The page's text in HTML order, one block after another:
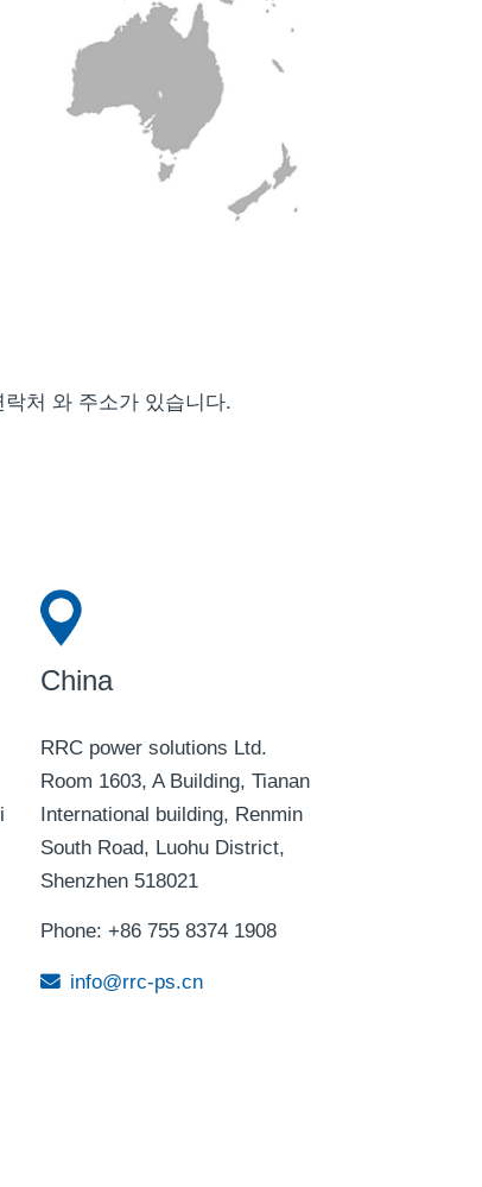
처 와 주소가 있습니다.
China
RRC power solutions Ltd.
Room 1603, A Building, Tianan
International building, Renmin
South Road, Luohu District,
Shenzhen 518021
Phone: +86 755 8374 1908
info@rrc-ps.cn